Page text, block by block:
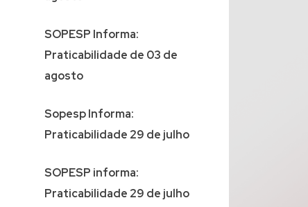
SOPESP Informa:
Praticabilidade de 03 de
agosto
Sopesp Informa:
Praticabilidade 29 de julho
SOPESP informa:
Praticabilidade 29 de julho